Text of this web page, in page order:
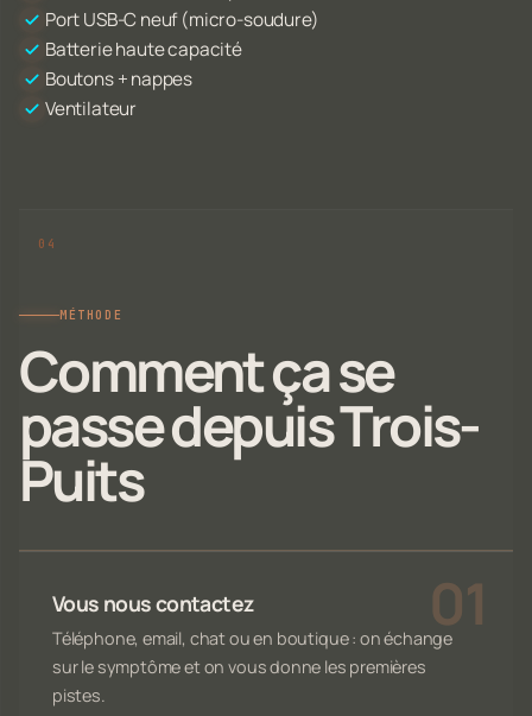
Port USB-C neuf (micro-soudure)
Batterie haute capacité
Boutons + nappes
Ventilateur
MÉTHODE
Comment ça se
passe depuis Trois-
Puits
Vous nous contactez
Téléphone, email, chat ou en boutique : on échange
sur le symptôme et on vous donne les premières
pistes.